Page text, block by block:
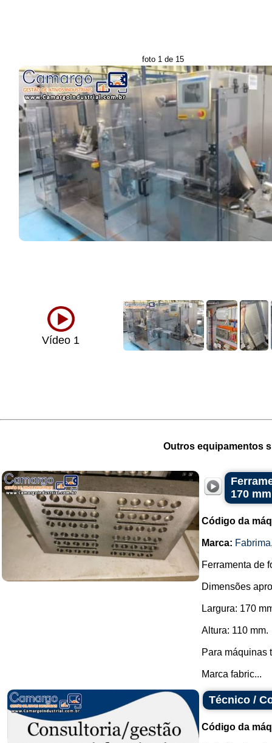
foto 1 de 15
Vídeo 1
Outros equipamentos
170
Código da
Marca: Fabrima
Ferramenta de
Dimensões
Largura: 170
Altura: 110 mm.
Para máquinas
Marca fabric...
Técnico /
Código da